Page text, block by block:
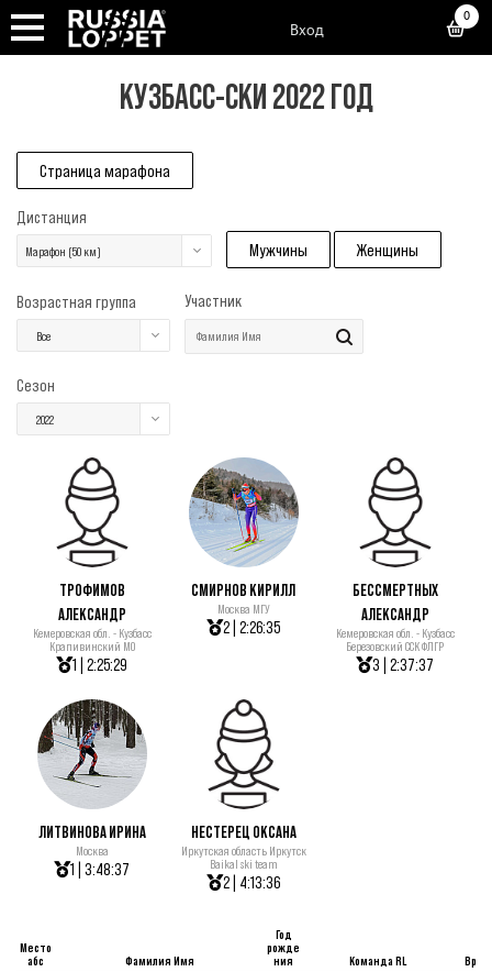
Вход
0
КУЗБАСС-СКИ 2022 ГОД
Страница марафона
Дистанция
Марафон (50 км) Мужчины Женщины
Возрастная группа
Все
Участник
Сезон
2022
ТРОФИМОВ
АЛЕКСАНДР
Кемеровская обл. - Кузбасс
Крапивинский МО
1 | 2:25:29
СМИРНОВ КИРИЛЛ
Москва МГУ
2 | 2:26:35
БЕССМЕРТНЫХ
АЛЕКСАНДР
Кемеровская обл. - Кузбасс
Березовский ССК ФЛГР
3 | 2:37:37
ЛИТВИНОВА ИРИНА
Москва
1 | 3:48:37
НЕСТЕРЕЦ ОКСАНА
Иркутская область Иркутск
Baikal ski team
2 | 4:13:36
Место
абс
Фамилия Имя
Год
рожде
ния
Команда RL